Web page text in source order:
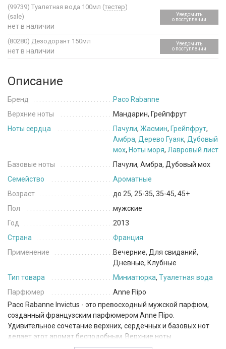
(99739) Туалетная вода 100мл (тестер)
(sale)
нет в наличии
Уведомить
о поступлении
(80280) Дезодорант 150мл
нет в наличии
Уведомить
о поступлении
Описание
Бренд
Paco Rabanne
Верхние ноты
Мандарин, Грейпфрут
Ноты сердца
Пачули, Жасмин, Грейпфрут,
Амбра, Дерево Гуаяк, Дубовый
мох, Ноты моря, Лавровый лист
Базовые ноты
Пачули, Амбра, Дубовый мох
Семейство
Ароматные
Возраст
до 25, 25-35, 35-45, 45+
Пол
мужские
Год
2013
Страна
Франция
Применение
Вечерние, Для свиданий,
Дневные, Клубные
Тип товара
Миниатюрка, Туалетная вода
Парфюмер
Anne Flipo
Paco Rabanne Invictus - это превосходный мужской парфюм,
созданный французским парфюмером Anne Flipo.
Удивительное сочетание верхних, сердечных и базовых нот
делает этот аромат бесподобным. Верхние ноты
представлены сочным грейпфрутом и яркой мандарином,